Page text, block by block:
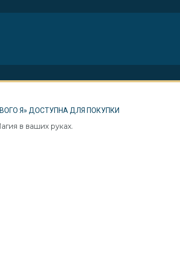
Я» ДОСТУПНА ДЛЯ ПОКУПКИ
в ваших руках.